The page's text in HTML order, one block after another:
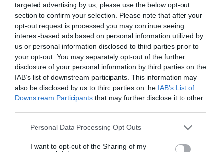
targeted advertising by us, please use the below opt-out
section to confirm your selection. Please note that after your
opt-out request is processed you may continue seeing
interest-based ads based on personal information utilized by
us or personal information disclosed to third parties prior to
your opt-out. You may separately opt-out of the further
disclosure of your personal information by third parties on the
IAB’s list of downstream participants. This information may
also be disclosed by us to third parties on the IAB’s List of
Downstream Participants that may further disclose it to other
Please note that this website/app uses one or more Google
not limited to your visit or usage behaviour. You may click to
Personal Data Processing Opt Outs
I want to opt-out of the Sharing of my